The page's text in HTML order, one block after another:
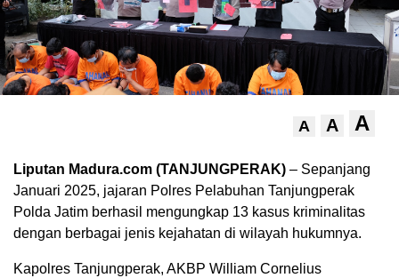
A A A
Liputan Madura.com (TANJUNGPERAK) – Sepanjang
Januari 2025, jajaran Polres Pelabuhan Tanjungperak
Polda Jatim berhasil mengungkap 13 kasus kriminalitas
dengan berbagai jenis kejahatan di wilayah hukumnya.
Kapolres Tanjungperak, AKBP William Cornelius